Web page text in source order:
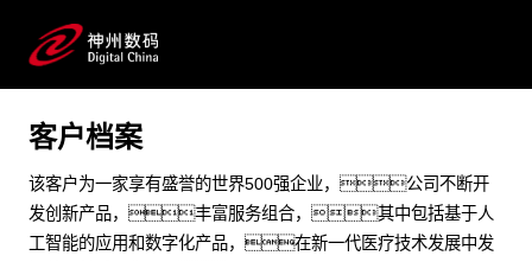
yh英皇问学通过自研RAID平台助力世界500强医疗器械
预约专家咨询
客户档案
该客户为一家享有盛誉的世界500强企业，公司不断开
发创新产品，丰富服务组合，其中包括基于人
工智能的应用和数字化产品，在新一代医疗技术发展中发